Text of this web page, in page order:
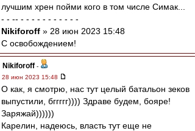
лучшим хрен пойми кого в том числе Симак...
- - -- - - - - - - - - - - -
Nikiforoff » 28 июн 2023 15:48
С освобождением!
Nikiforoff -
28 июн 2023 15:48
О как, я смотрю, нас тут целый батальон зеков
выпустили, бггггг)))) Здраве будем, бояре!
Заряжай))))))
Карелин, надеюсь, власть тут еще не